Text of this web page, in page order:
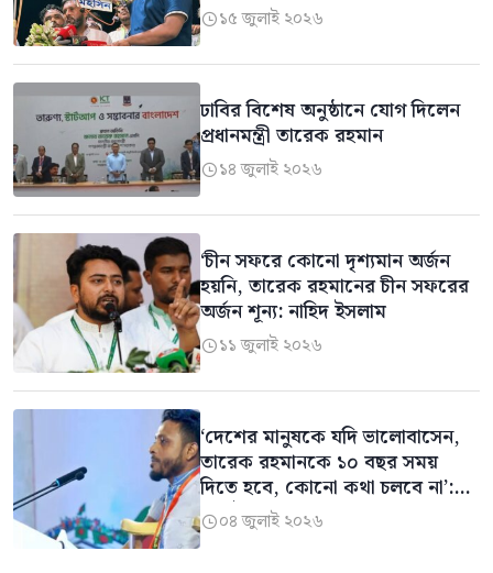
১৫ জুলাই ২০২৬
ঢাবির বিশেষ অনুষ্ঠানে যোগ দিলেন
প্রধানমন্ত্রী তারেক রহমান
১৪ জুলাই ২০২৬
‘চীন সফরে কোনো দৃশ্যমান অর্জন
হয়নি, তারেক রহমানের চীন সফরের
অর্জন শূন্য: নাহিদ ইসলাম
১১ জুলাই ২০২৬
‘দেশের মানুষকে যদি ভালোবাসেন,
তারেক রহমানকে ১০ বছর সময়
দিতে হবে, কোনো কথা চলবে না’:
জুলাইযোদ্ধা
০৪ জুলাই ২০২৬